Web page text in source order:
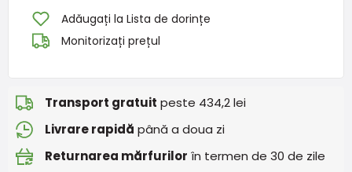
Adăugați la Lista de dorințe
Monitorizați prețul
Transport gratuit peste 434,2 lei
Livrare rapidă până a doua zi
Returnarea mărfurilor în termen de 30 de zile